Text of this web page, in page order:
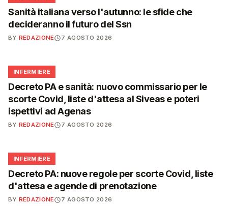
Sanità italiana verso l'autunno: le sfide che
decideranno il futuro del Ssn
BY REDAZIONE 7 AGOSTO 2026
🩺
INFERMIERE
Decreto PA e sanità: nuovo commissario per le
scorte Covid, liste d'attesa al Siveas e poteri
ispettivi ad Agenas
BY REDAZIONE 7 AGOSTO 2026
🩺
INFERMIERE
Decreto PA: nuove regole per scorte Covid, liste
d'attesa e agende di prenotazione
BY REDAZIONE 7 AGOSTO 2026